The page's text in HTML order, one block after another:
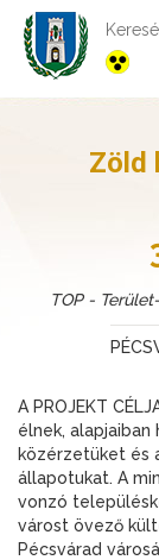
Zöld
TOP -
A PROJEKT
élnek, alapjaiban
közérzetüket és
állapotukat. A
vonzó
várost övező
Pécsvárad